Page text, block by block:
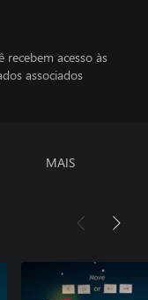
acesso às
associados
MAIS